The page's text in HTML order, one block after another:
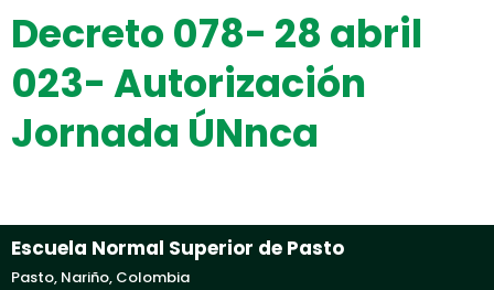
Decreto 078- 28 abril
023- Autorización
Jornada ÚNnca
Escuela Normal Superior de Pasto
Pasto, Nariño, Colombia